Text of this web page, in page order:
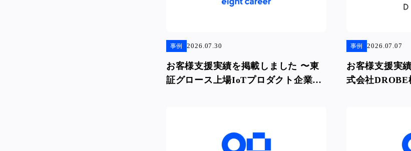
事例 2026.07.30
お客様支援実績を掲載しました 〜東
証グロース上場IoTプロダクト企業
事例 2026.07.07
お客様支援実
式会社DROBE